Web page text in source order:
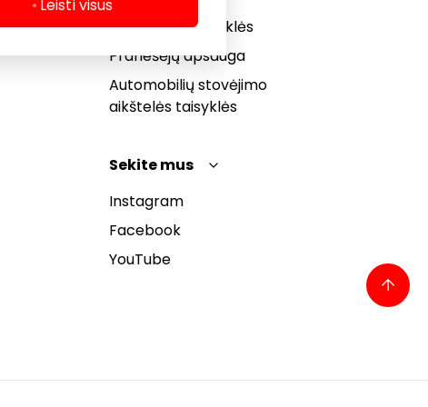
Leisti visusDovanų kortelės
bendrosios taisyklės
Pranešėjų apsauga
Automobilių stovėjimo
aikštelės taisyklės
Sekite mus
Instagram
Facebook
YouTube